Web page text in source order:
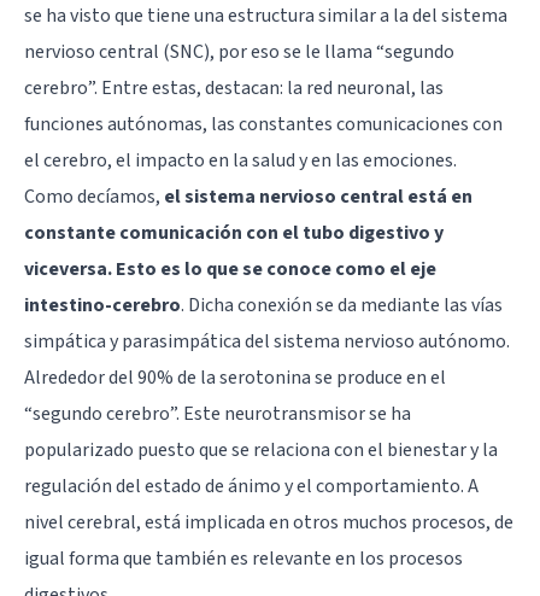
se ha visto que tiene una estructura similar a la del sistema
nervioso central (SNC), por eso se le llama “segundo
cerebro”. Entre estas, destacan: la red neuronal, las
funciones autónomas, las constantes comunicaciones con
el cerebro, el impacto en la salud y en las emociones.
Como decíamos, el sistema nervioso central está en
constante comunicación con el tubo digestivo y
viceversa. Esto es lo que se conoce como el eje
intestino-cerebro. Dicha conexión se da mediante las vías
simpática y parasimpática del sistema nervioso autónomo.
Alrededor del 90% de la serotonina se produce en el
“segundo cerebro”. Este neurotransmisor se ha
popularizado puesto que se relaciona con el bienestar y la
regulación del estado de ánimo y el comportamiento. A
nivel cerebral, está implicada en otros muchos procesos, de
igual forma que también es relevante en los procesos